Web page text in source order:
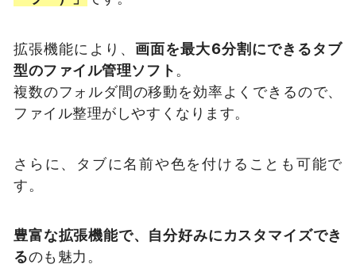
拡張機能により、 画面を最大6分割にできるタブ
型のファイル管理ソフト 。
複数のフォルダ間の移動を効率よくできるので、
ファイル整理がしやすくなります。
さらに、タブに名前や色を付けることも可能で
す。
豊富な拡張機能で、自分好みにカスタマイズでき
るのも魅力。